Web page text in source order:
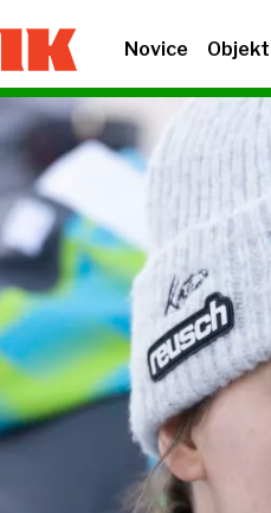
Novice